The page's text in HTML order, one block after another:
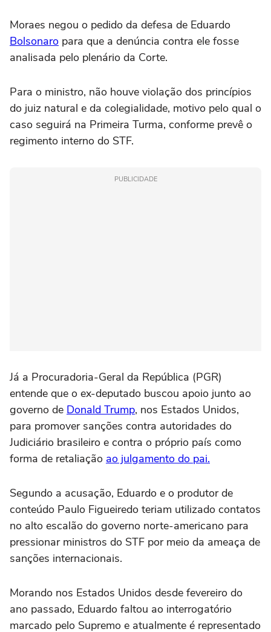
Moraes negou o pedido da defesa de Eduardo
Bolsonaro para que a denúncia contra ele fosse
analisada pelo plenário da Corte.
Para o ministro, não houve violação dos princípios
do juiz natural e da colegialidade, motivo pelo qual o
caso seguirá na Primeira Turma, conforme prevê o
regimento interno do STF.
PUBLICIDADE
Já a Procuradoria-Geral da República (PGR)
entende que o ex-deputado buscou apoio junto ao
governo de Donald Trump, nos Estados Unidos,
para promover sanções contra autoridades do
Judiciário brasileiro e contra o próprio país como
forma de retaliação ao julgamento do pai.
Segundo a acusação, Eduardo e o produtor de
conteúdo Paulo Figueiredo teriam utilizado contatos
no alto escalão do governo norte-americano para
pressionar ministros do STF por meio da ameaça de
sanções internacionais.
Morando nos Estados Unidos desde fevereiro do
ano passado, Eduardo faltou ao interrogatório
marcado pelo Supremo e atualmente é representado